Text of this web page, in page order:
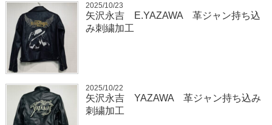
2025/10/23
矢沢永吉 E.YAZAWA 革ジャン持ち込
み刺繍加工
2025/10/22
矢沢永吉 YAZAWA 革ジャン持ち込み
刺繍加工